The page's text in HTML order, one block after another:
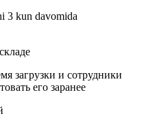
3 kun davomida
загрузки и сотрудники
его заранее